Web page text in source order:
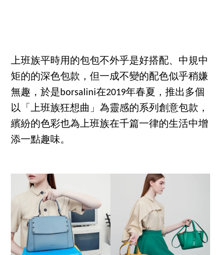
上班族平時用的包包不外乎是好搭配、中規中
矩的的深色包款，但一成不變的配色似乎稍嫌
無趣，於是borsalini在2019年春夏，推出多個
以「上班族狂想曲」為靈感的系列創意包款，
繽紛的色彩也為上班族在千篇一律的生活中增
添一點趣味。